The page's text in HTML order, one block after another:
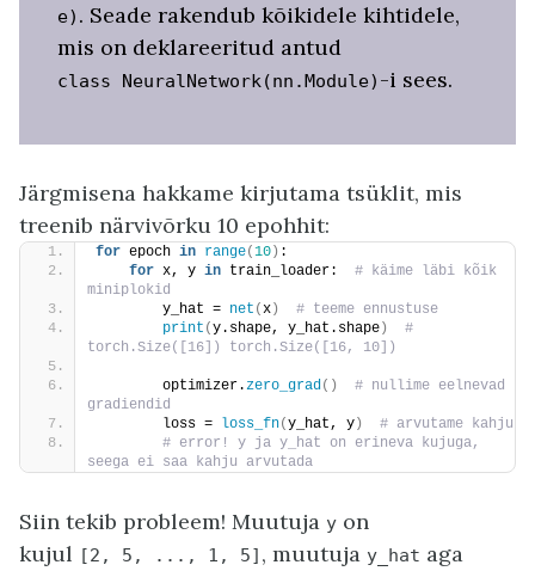
e) . Seade rakendub kõikidele kihtidele,
mis on deklareeritud antud
class NeuralNetwork(nn.Module) -i sees.
Järgmisena hakkame kirjutama tsüklit, mis
treenib närvivõrku 10 epohhit:
for epoch in range(10 ) :
for x, y in train_loader:
# käime läbi kõik
miniplokid
        y_hat =
net (x )
# teeme ennustuse
print (y.shape, y_hat.shape )
#
torch.Size([16]) torch.Size([16, 10])
        optimizer.
zero_grad()
# nullime eelnevad
gradiendid
        loss =
loss_fn(y_hat, y )
# arvutame kahju
# error! y ja y_hat on erineva kujuga,
seega ei saa kahju arvutada
Siin tekib probleem! Muutuja y on
kujul [2, 5, ..., 1, 5] , muutuja y_hat aga